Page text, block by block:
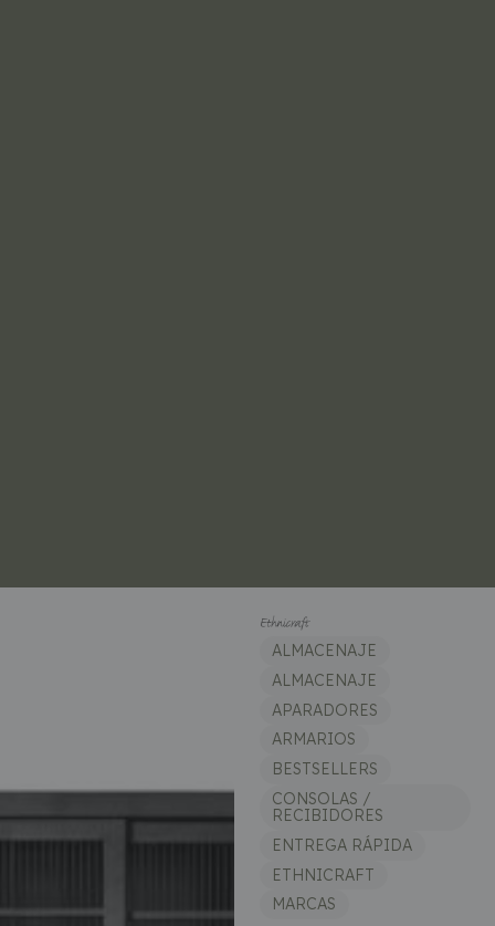
ALMACENAJE
ALMACENAJE
APARADORES
ARMARIOS
BESTSELLERS
CONSOLAS /
RECIBIDORES
ENTREGA RÁPIDA
ETHNICRAFT
MARCAS